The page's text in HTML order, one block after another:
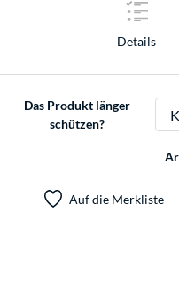
Details
Das Produkt länger
schützen?
Auf die Merkliste